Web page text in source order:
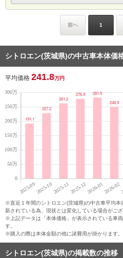
前へ 1
シトロエン(茨城県)の中古車本体価
平均価格 241.8万円
※直近１年間のシトロエン(茨城県)の中古車平均
新されている為、現状とは変化している場合がござ
※上記データは「本体価格」が表示されている車
す。
※購入の際は本体金額の他に諸費用が掛かります。
シトロエン(茨城県)の掲載数の推移